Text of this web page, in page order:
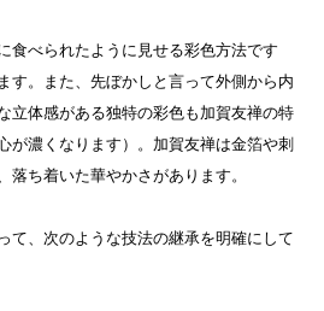
食べられたように見せる彩色方法です
す。また、先ぼかしと言って外側から内
立体感がある独特の彩色も加賀友禅の特
が濃くなります）。加賀友禅は金箔や刺
落ち着いた華やかさがあります。
て、次のような技法の継承を明確にして